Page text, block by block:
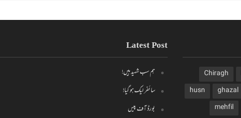
Latest Post
ہم سب شہید ہیں!
سائفر لیک ہو گیا!
بورڈ آف پیس
Chiragh
ghazal
husn
mehfil